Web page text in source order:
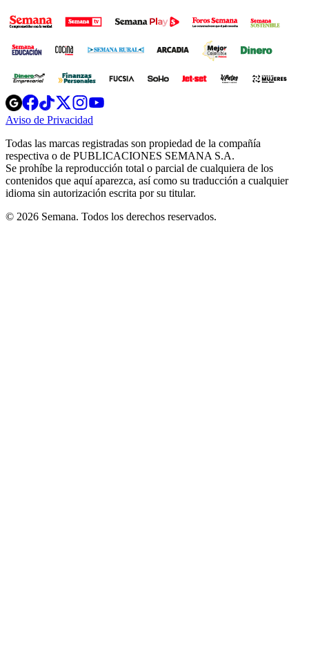
Opens
in
new
Opens
in
new
Opens
in
new
window
Opens
new
windowwindow
Aviso de Privacidad
new
window
Todas las marcas registradas son propiedad de la compañía
respectiva o de PUBLICACIONES SEMANA S.A.
Se prohíbe la reproducción total o parcial de cualquiera de los
contenidos que aquí aparezca, así como su traducción a cualquier
idioma sin autorización escrita por su titular.
© 2026 Semana. Todos los derechos reservados.